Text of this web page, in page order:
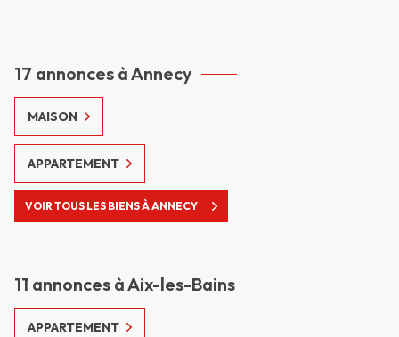
17 annonces à Annecy
MAISON
APPARTEMENT
VOIR TOUS LES BIENS À ANNECY
11 annonces à Aix-les-Bains
APPARTEMENT